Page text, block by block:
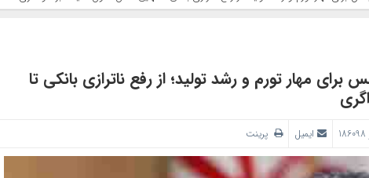
مهار تورم و رشد تولید؛ از رفع ناترازی بانکی تا
ایمیل پرینت